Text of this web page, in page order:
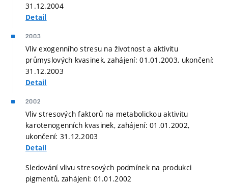
31.12.2004
Detail
2003
Vliv exogenního stresu na životnost a aktivitu
průmyslových kvasinek, zahájení: 01.01.2003, ukončení:
31.12.2003
Detail
2002
Vliv stresových faktorů na metabolickou aktivitu
karotenogenních kvasinek, zahájení: 01.01.2002,
ukončení: 31.12.2003
Detail
Sledování vlivu stresových podmínek na produkci
pigmentů, zahájení: 01.01.2002